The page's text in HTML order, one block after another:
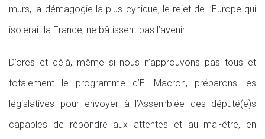
murs, la démagogie la plus cynique, le rejet de l’Europe qui
isolerait la France, ne bâtissent pas l’avenir.
D’ores et déjà, même si nous n’approuvons pas tous et
totalement le programme d’E. Macron, préparons les
législatives pour envoyer à l’Assemblée des député(e)s
capables de répondre aux attentes et au mal-être, en